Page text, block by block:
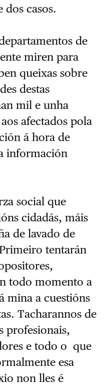
casos.
de
miren para
queixas sobre
destas
mil e unha
afectados pola
á hora de
información
social que
cidadás, máis
de lavado de
tentarán
todo momento a
mina a cuestións
Tacharannos de
profesionais,
e todo o que
esa
non lles é